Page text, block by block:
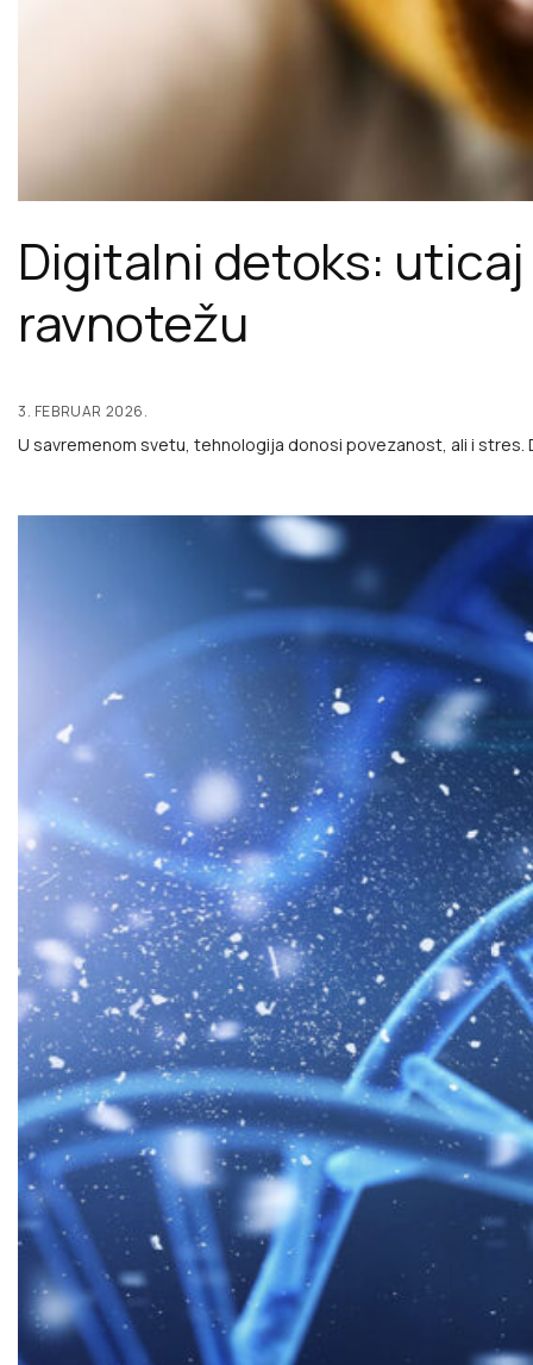
Digitalni detoks:
ravnotežu
3. FEBRUAR 2026.
U savremenom svetu, tehnologija donosi povezanost, ali i